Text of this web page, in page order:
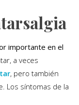
importante en el
a veces
, pero también
Los síntomas de la